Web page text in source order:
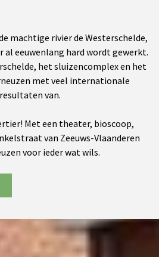
machtige rivier de Westerschelde,
al eeuwenlang hard wordt gewerkt.
het sluizencomplex en het
met veel internationale
van.
Met een theater, bioscoop,
van Zeeuws-Vlaanderen
voor ieder wat wils.